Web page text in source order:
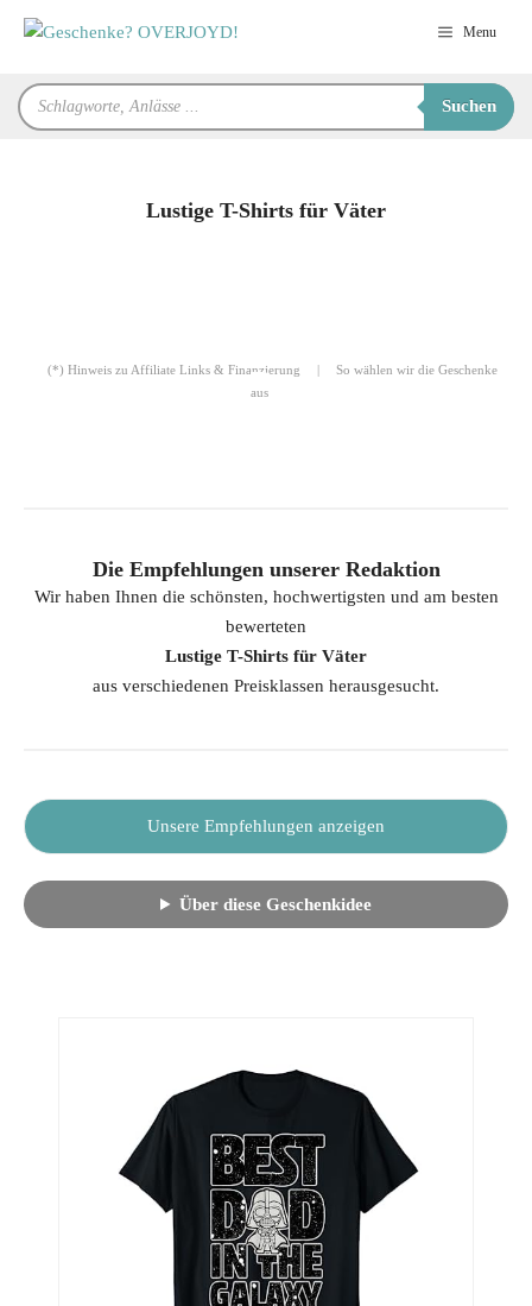
Inhalt
Menu
Products
search
Suchen
Lustige T-Shirts für Väter
(*) Hinweis zu Affiliate Links & Finanzierung |
So wählen wir die Geschenke
aus
Die Empfehlungen unserer Redaktion
Wir haben Ihnen die schönsten, hochwertigsten und am besten
bewerteten
Lustige T-Shirts für Väter
aus verschiedenen Preisklassen herausgesucht.
Unsere Empfehlungen anzeigen
Über diese Geschenkidee